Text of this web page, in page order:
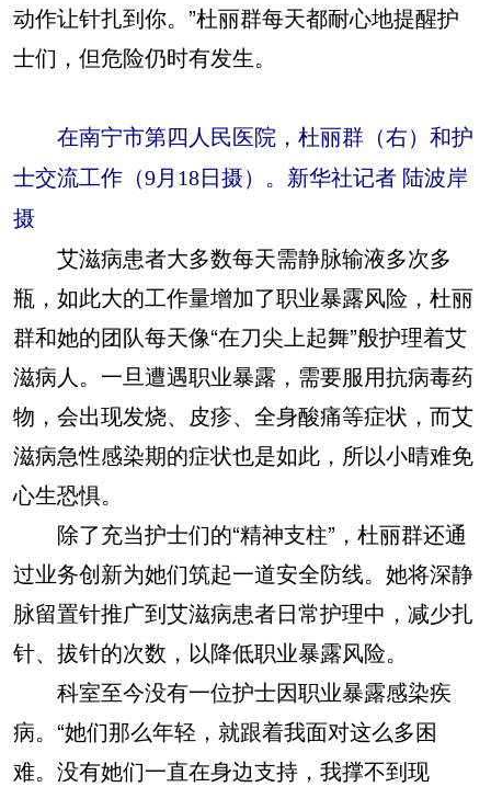
动作让针扎到你。”杜丽群每天都耐心地提醒护
士们，但危险仍时有发生。
在南宁市第四人民医院，杜丽群（右）和护
士交流工作（9月18日摄）。新华社记者 陆波岸
摄
艾滋病患者大多数每天需静脉输液多次多
瓶，如此大的工作量增加了职业暴露风险，杜丽
群和她的团队每天像“在刀尖上起舞”般护理着艾
滋病人。一旦遭遇职业暴露，需要服用抗病毒药
物，会出现发烧、皮疹、全身酸痛等症状，而艾
滋病急性感染期的症状也是如此，所以小晴难免
心生恐惧。
除了充当护士们的“精神支柱”，杜丽群还通
过业务创新为她们筑起一道安全防线。她将深静
脉留置针推广到艾滋病患者日常护理中，减少扎
针、拔针的次数，以降低职业暴露风险。
科室至今没有一位护士因职业暴露感染疾
病。“她们那么年轻，就跟着我面对这么多困
难。没有她们一直在身边支持，我撑不到现